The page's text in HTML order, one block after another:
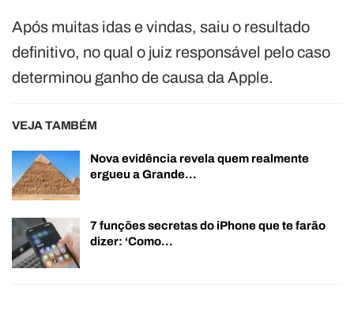
Após muitas idas e vindas, saiu o resultado
definitivo, no qual o juiz responsável pelo caso
determinou ganho de causa da Apple.
VEJA TAMBÉM
Nova evidência revela quem realmente
ergueu a Grande…
7 funções secretas do iPhone que te farão
dizer: ‘Como…